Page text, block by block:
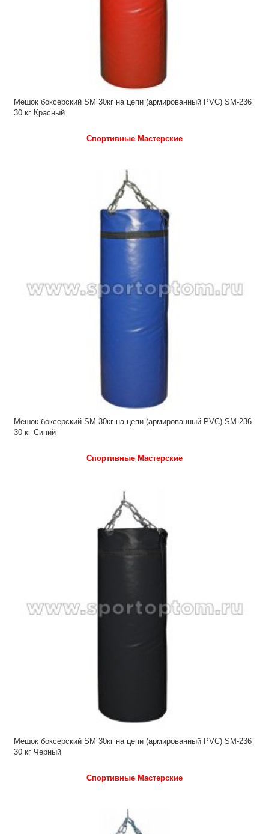
Мешок боксерский SM 30кг на цепи (армированный PVC) SM-236
30 кг Красный
Спортивные Мастерские
Мешок боксерский SM 30кг на цепи (армированный PVC) SM-236
30 кг Синий
Спортивные Мастерские
Мешок боксерский SM 30кг на цепи (армированный PVC) SM-236
30 кг Черный
Спортивные Мастерские